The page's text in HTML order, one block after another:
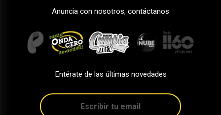
Anuncia con nosotros, contáctanos
Entérate de las últimas novedades